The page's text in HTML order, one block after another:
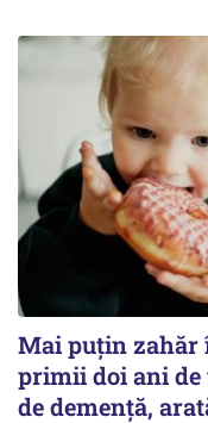
Mai puțin
primii doi ani de
de demență,